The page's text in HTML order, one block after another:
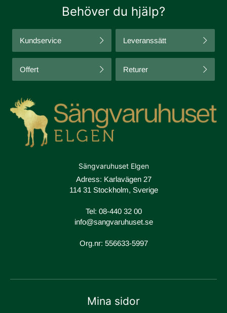
Behöver du hjälp?
Kundservice Leveranssätt
Offert Returer
Sängvaruhuset Elgen
Adress: Karlavägen 27
114 31 Stockholm, Sverige
Tel: 08-440 32 00
info@sangvaruhuset.se
Org.nr: 556633-5997
Mina sidor